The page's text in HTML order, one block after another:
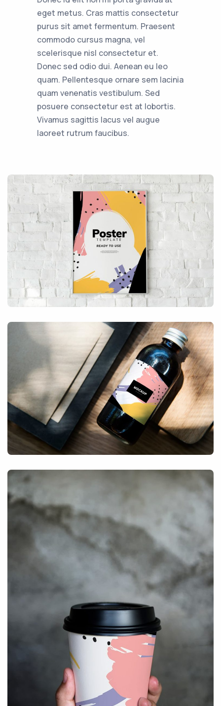
eget metus. Cras mattis consectetur
purus sit amet fermentum. Praesent
commodo cursus magna, vel
scelerisque nisl consectetur et.
Donec sed odio dui. Aenean eu leo
quam. Pellentesque ornare sem lacinia
quam venenatis vestibulum. Sed
posuere consectetur est at lobortis.
Vivamus sagittis lacus vel augue
laoreet rutrum faucibus.